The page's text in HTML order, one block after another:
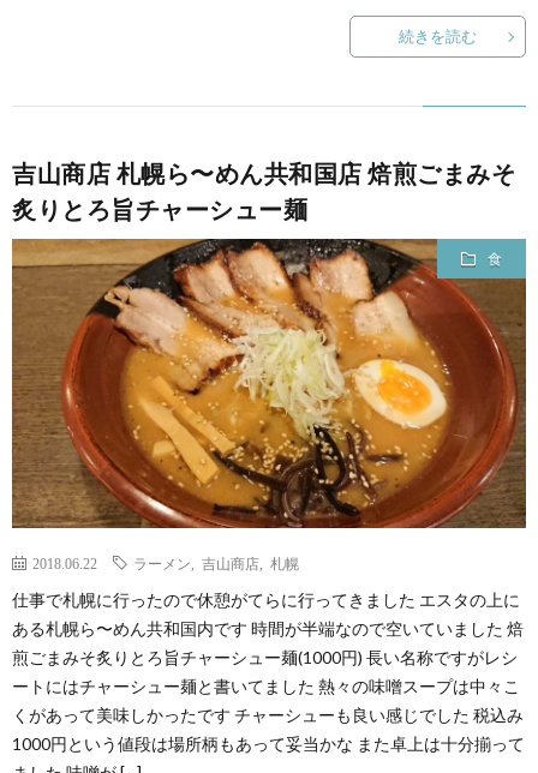
続きを読む
吉山商店 札幌ら〜めん共和国店 焙煎ごまみそ
炙りとろ旨チャーシュー麺
食
2018.06.22 ラーメン 吉山商店 札幌
仕事で札幌に行ったので休憩がてらに行ってきました エスタの上に
ある札幌ら〜めん共和国内です 時間が半端なので空いていました 焙
煎ごまみそ炙りとろ旨チャーシュー麺(1000円) 長い名称ですがレシ
ートにはチャーシュー麺と書いてました 熱々の味噌スープは中々こ
くがあって美味しかったです チャーシューも良い感じでした 税込み
1000円という値段は場所柄もあって妥当かな また卓上は十分揃って